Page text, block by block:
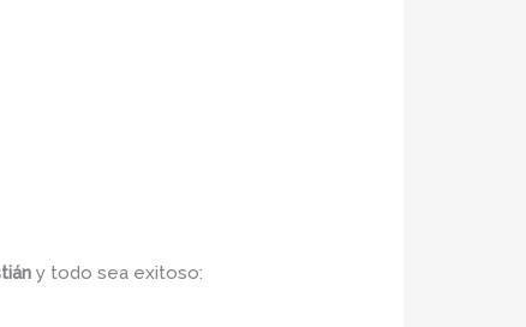
y todo sea exitoso: